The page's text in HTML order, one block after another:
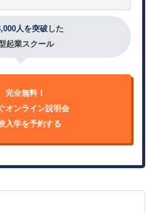
人を突破した
起業スクール
完全無料！
オンライン説明会
入学を予約する